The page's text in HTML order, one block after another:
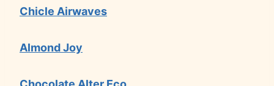
Chicle Airwaves
Almond Joy